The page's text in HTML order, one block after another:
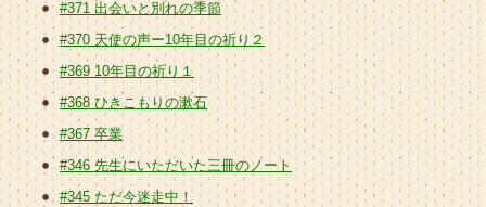
#371 出会いと別れの季節
#370 天使の声ー10年目の祈り２
#369 10年目の祈り１
#368 ひきこもりの漱石
#367 卒業
#346 先生にいただいた三冊のノート
#345 ただ今迷走中！